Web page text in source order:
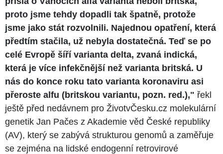
proto jsme tehdy dopadli tak špatně, protože
jsme jako stát rozvolnili. Najednou opatření, která
předtím stačila, už nebyla dostatečná. Teď se po
celé Evropě šíří varianta delta, zvaná indická,
která je více infekčnější než varianta britská. U
nás do konce roku tato varianta koronaviru asi
přeroste alfu (britskou variantu, pozn. red.)," řekl
ještě před nedávnem pro ŽivotvČesku.cz molekulární
genetik Jan Pačes z Akademie věd České republiky
(AV), který se zabývá strukturou genomů a zaměřuje
se zejména na lidské endogenní retrovirové